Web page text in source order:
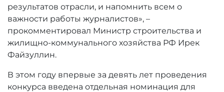
результатов отрасли, и напомнить всем о
важности работы журналистов», –
прокомментировал Министр строительства и
жилищно-коммунального хозяйства РФ Ирек
Файзуллин.
В этом году впервые за девять лет проведения
конкурса введена отдельная номинация для